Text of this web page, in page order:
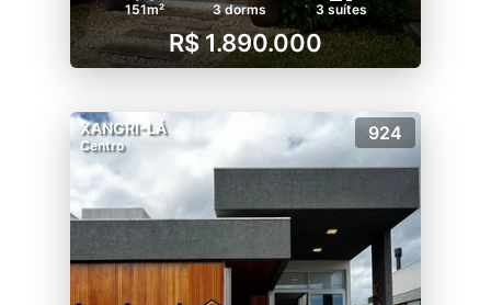
151m² 3 dorms 3 suítes
R$ 1.890.000
XANGRI-LÁ
Centro
924